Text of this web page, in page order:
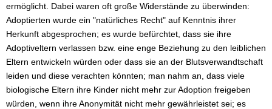
ermöglicht. Dabei waren oft große Widerstände zu überwinden:
Adoptierten wurde ein "natürliches Recht" auf Kenntnis ihrer
Herkunft abgesprochen; es wurde befürchtet, dass sie ihre
Adoptiveltern verlassen bzw. eine enge Beziehung zu den leiblichen
Eltern entwickeln würden oder dass sie an der Blutsverwandtschaft
leiden und diese verachten könnten; man nahm an, dass viele
biologische Eltern ihre Kinder nicht mehr zur Adoption freigeben
würden, wenn ihre Anonymität nicht mehr gewährleistet sei; es